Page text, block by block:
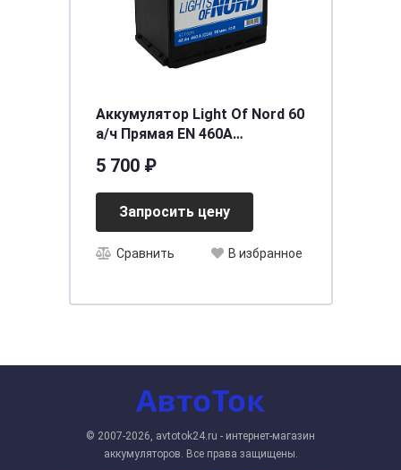
Аккумулятор Light Of Nord 60
а/ч Прямая EN 460A
5 700 ₽
Запросить цену
Сравнить В избранное
© 2007-2026, avtotok24.ru - интернет-магазин
аккумуляторов. Все права защищены.